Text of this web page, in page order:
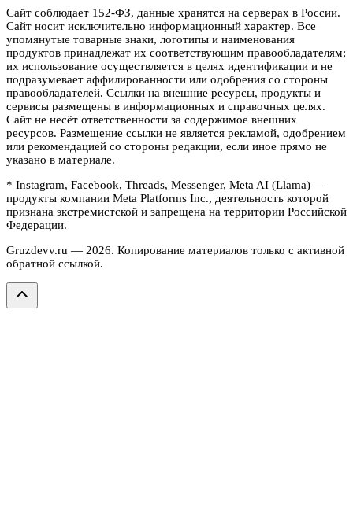
Сайт соблюдает 152-ФЗ, данные хранятся на серверах в России.
Сайт носит исключительно информационный характер. Все
упомянутые товарные знаки, логотипы и наименования
продуктов принадлежат их соответствующим правообладателям;
их использование осуществляется в целях идентификации и не
подразумевает аффилированности или одобрения со стороны
правообладателей. Ссылки на внешние ресурсы, продукты и
сервисы размещены в информационных и справочных целях.
Сайт не несёт ответственности за содержимое внешних
ресурсов. Размещение ссылки не является рекламой, одобрением
или рекомендацией со стороны редакции, если иное прямо не
указано в материале.
* Instagram, Facebook, Threads, Messenger, Meta AI (Llama) —
продукты компании Meta Platforms Inc., деятельность которой
признана экстремистской и запрещена на территории Российской
Федерации.
Gruzdevv.ru — 2026. Копирование материалов только с активной
обратной ссылкой.